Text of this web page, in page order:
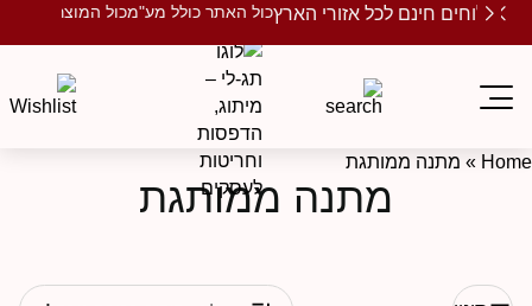
חינם לכל אזורי הארץכול האתר כולל מע"מכול המוצרים
»מתנה ממותגת
מתנה ממותגת